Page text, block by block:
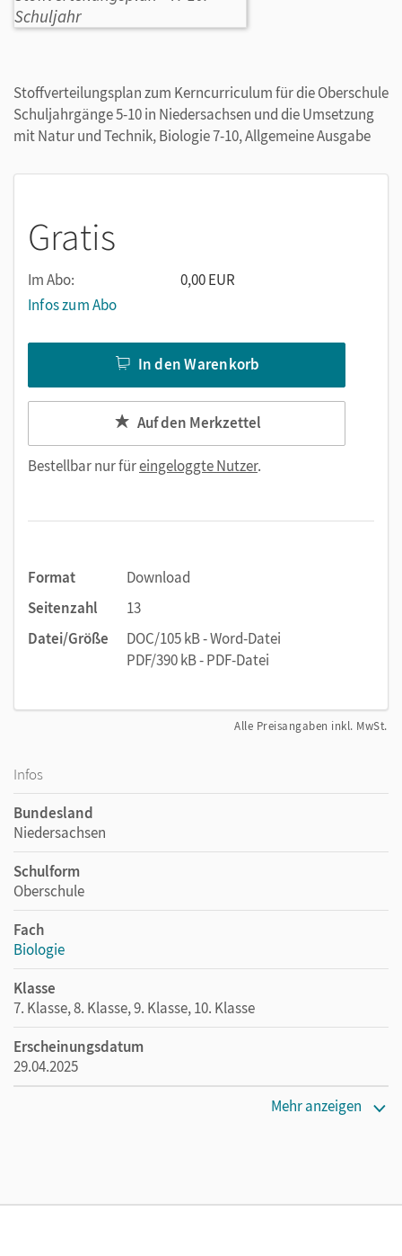
Stoffverteilungsplan zum Kerncurriculum für die Oberschule
Schuljahrgänge 5-10 in Niedersachsen und die Umsetzung
mit Natur und Technik, Biologie 7-10, Allgemeine Ausgabe
Gratis
Im Abo:
0,00 EUR
Infos zum Abo
In den Warenkorb
Auf den Merkzettel
Bestellbar nur füreingeloggte Nutzer.
Format
Download
Seitenzahl
13
Datei/Größe
DOC/105 kB - Word-Datei
PDF/390 kB - PDF-Datei
Alle Preisangaben inkl. MwSt.
Infos
Bundesland
Niedersachsen
Schulform
Oberschule
Fach
Biologie
Klasse
7. Klasse, 8. Klasse, 9. Klasse, 10. Klasse
Erscheinungsdatum
29.04.2025
Mehr anzeigen